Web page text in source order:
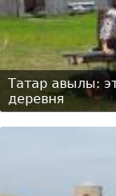
Татар авылы:
деревня